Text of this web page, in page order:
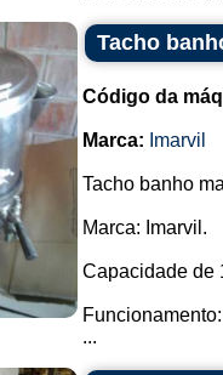
Tacho
Código da
Marca: Imarvil
Tacho banho
Marca: Imarvil.
Capacidade de
...